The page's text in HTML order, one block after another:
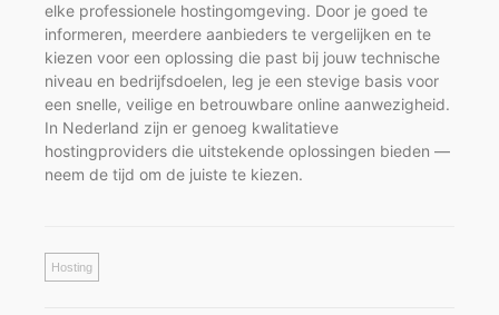
elke professionele hostingomgeving. Door je goed te
informeren, meerdere aanbieders te vergelijken en te
kiezen voor een oplossing die past bij jouw technische
niveau en bedrijfsdoelen, leg je een stevige basis voor
een snelle, veilige en betrouwbare online aanwezigheid.
In Nederland zijn er genoeg kwalitatieve
hostingproviders die uitstekende oplossingen bieden —
neem de tijd om de juiste te kiezen.
Hosting